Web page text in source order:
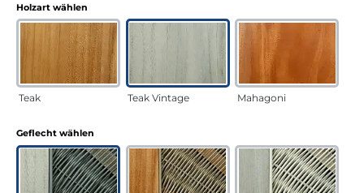
Holzart wählen
Teak Teak Vintage Mahagoni
Geflecht wählen